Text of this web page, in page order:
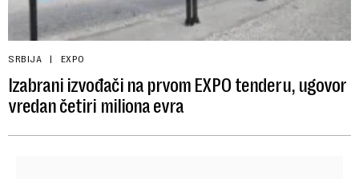
SRBIJA EXPO
Izabrani izvođači na prvom EXPO tenderu, ugovor
vredan četiri miliona evra